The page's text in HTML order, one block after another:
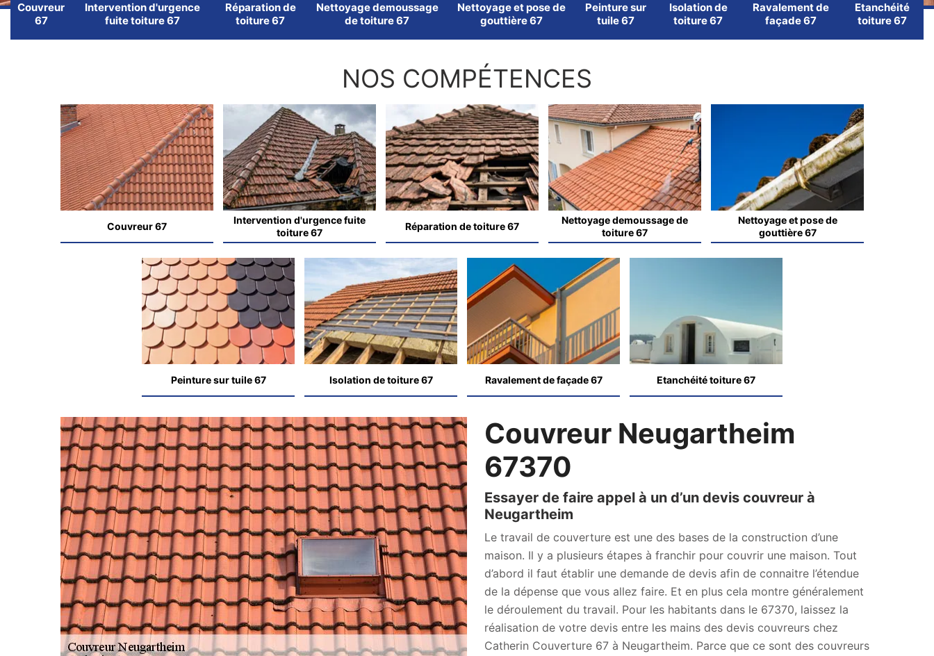
Couvreur
67
Intervention d'urgence
fuite toiture 67
Réparation de
toiture 67
Nettoyage demoussage
de toiture 67
Nettoyage et pose de
gouttière 67
Peinture sur
tuile 67
Isolation de
toiture 67
Ravalement de
façade 67
Etanchéité
toiture 67
NOS COMPÉTENCES
Couvreur 67
Intervention d'urgence fuite
toiture 67
Réparation de toiture 67
Nettoyage demoussage de
toiture 67
Nettoyage et pose de
gouttière 67
Peinture sur tuile 67 Isolation de toiture 67 Ravalement de façade 67 Etanchéité toiture 67
Couvreur Neugartheim
67370
Essayer de faire appel à un d’un devis couvreur à
Neugartheim
Le travail de couverture est une des bases de la construction d’une
maison. Il y a plusieurs étapes à franchir pour couvrir une maison. Tout
d’abord il faut établir une demande de devis afin de connaitre l’étendue
de la dépense que vous allez faire. Et en plus cela montre généralement
le déroulement du travail. Pour les habitants dans le 67370, laissez la
réalisation de votre devis entre les mains des devis couvreurs chez
Catherin Couverture 67 à Neugartheim. Parce que ce sont des couvreurs